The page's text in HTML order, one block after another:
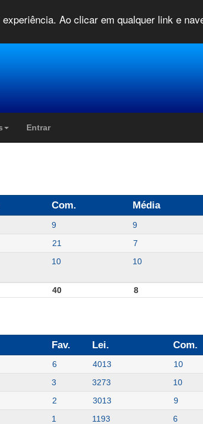
Ao clicar em qualquer link e
Entrar
Com. Média
9
9
21
7
10 10
40 8
Fav. Lei. Com.
6 4013
10
3 3273
10
2 3013
9
1 1193
6